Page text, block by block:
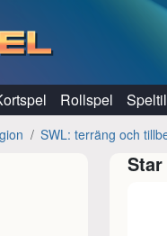
Rollspel
SWL: terräng och